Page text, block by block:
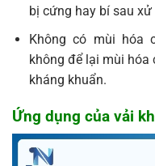
bị cứng hay bí sau xử
Không có mùi hóa
không để lại mùi hóa
kháng khuẩn.
Ứng dụng của vải